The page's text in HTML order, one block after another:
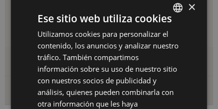
bombilla E27 de máximo 40 w de potencia (no incluída).
Medidas:Diámetro: 45 cm | Alto: 120 cm | Alto tulipa: 32 cm
Se recomienda utilizar bombilla decorativa tipo vintage.
Detalles del producto
Envío y devoluciones
SPANISH
ES
PT
×
Ese sitio web utiliza cookies
Utilizamos cookies para personalizar el
contenido, los anuncios y analizar nuestro
tráfico. También compartimos
información sobre su uso de nuestro sitio
con nuestros socios de publicidad y
análisis, quienes pueden combinarla con
otra información que les haya